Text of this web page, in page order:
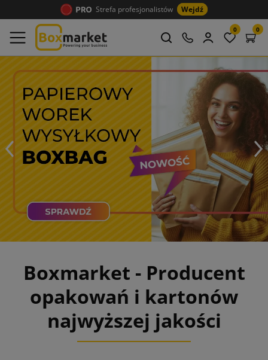
Strefa profesjonalistów Wejdź
0 0
Boxmarket - Producent
opakowań i kartonów
najwyższej jakości